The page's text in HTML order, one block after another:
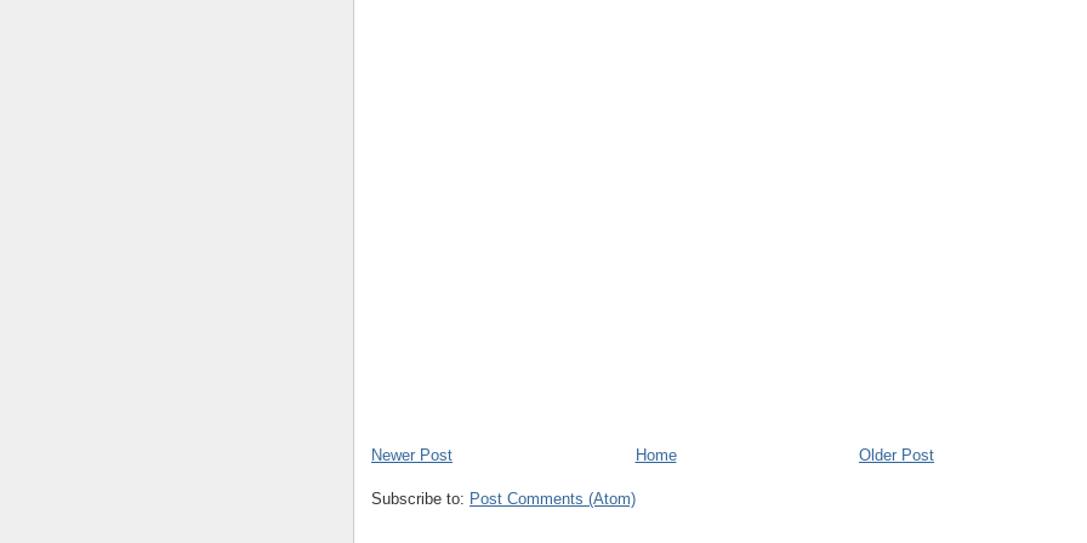
Newer Post Older Post
Home
Subscribe to: Post Comments (Atom)